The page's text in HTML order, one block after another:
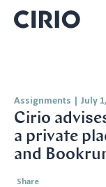
Assignments July
Cirio
a private
and
Share